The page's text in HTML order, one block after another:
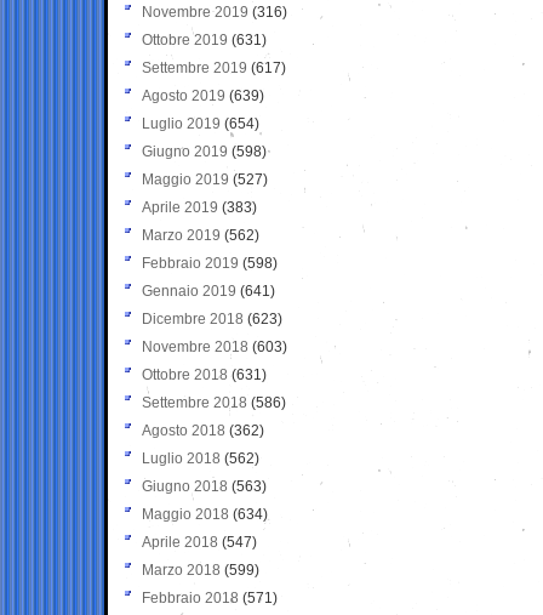
Novembre 2019 (316)
Ottobre 2019 (631)
Settembre 2019 (617)
Agosto 2019 (639)
Luglio 2019 (654)
Giugno 2019 (598)
Maggio 2019 (527)
Aprile 2019 (383)
Marzo 2019 (562)
Febbraio 2019 (598)
Gennaio 2019 (641)
Dicembre 2018 (623)
Novembre 2018 (603)
Ottobre 2018 (631)
Settembre 2018 (586)
Agosto 2018 (362)
Luglio 2018 (562)
Giugno 2018 (563)
Maggio 2018 (634)
Aprile 2018 (547)
Marzo 2018 (599)
Febbraio 2018 (571)